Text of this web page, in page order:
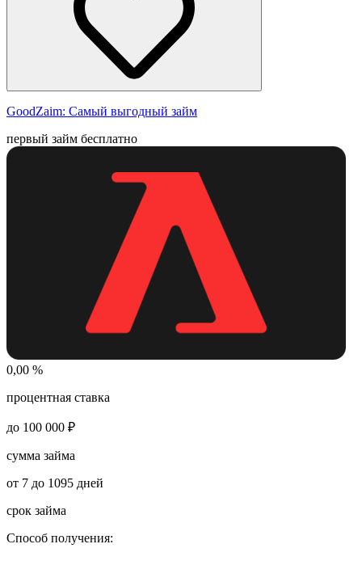
GoodZaim: Самый выгодный займ
первый займ бесплатно
0,00 %
процентная ставка
до 100 000 ₽
сумма займа
от 7 до 1095 дней
срок займа
Способ получения: